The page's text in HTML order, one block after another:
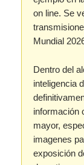
on line. Se
Mundial
Dentro del
inteligencia
información
mayor,
imagenes
exposición